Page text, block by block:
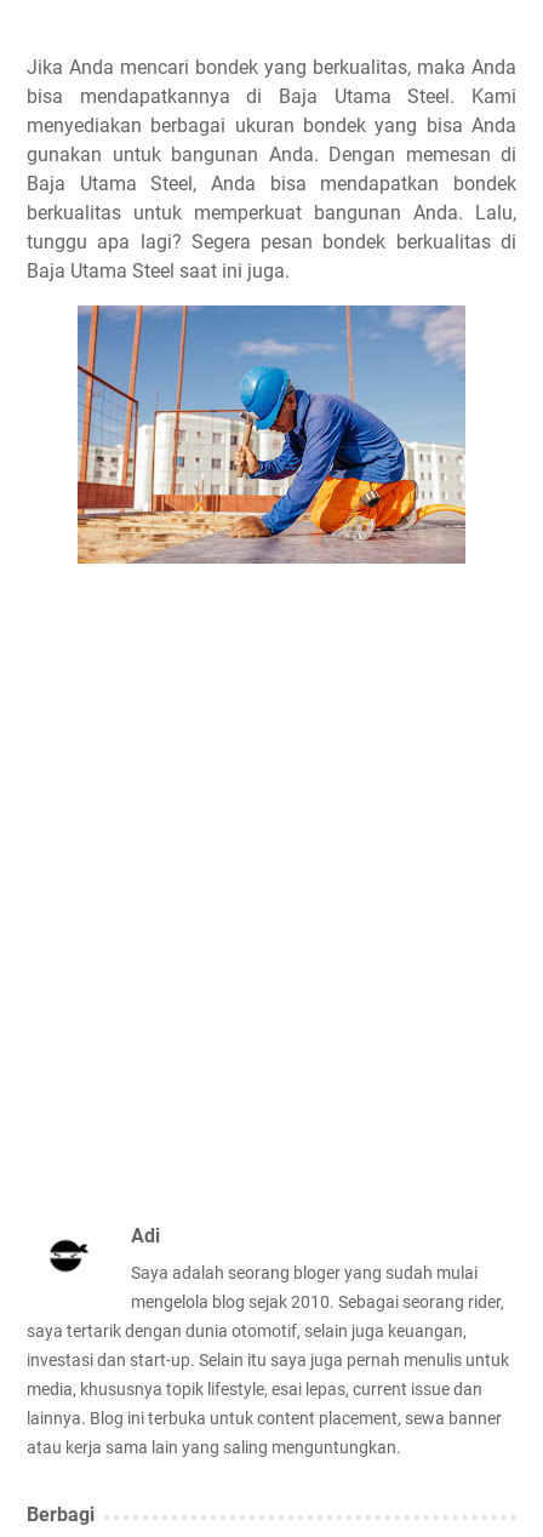
Jika Anda mencari bondek yang berkualitas, maka Anda
bisa mendapatkannya di Baja Utama Steel. Kami
menyediakan berbagai ukuran bondek yang bisa Anda
gunakan untuk bangunan Anda. Dengan memesan di
Baja Utama Steel, Anda bisa mendapatkan bondek
berkualitas untuk memperkuat bangunan Anda. Lalu,
tunggu apa lagi? Segera pesan bondek berkualitas di
Baja Utama Steel saat ini juga.
Adi
Saya adalah seorang bloger yang sudah mulai
mengelola blog sejak 2010. Sebagai seorang rider,
saya tertarik dengan dunia otomotif, selain juga keuangan,
investasi dan start-up. Selain itu saya juga pernah menulis untuk
media, khususnya topik lifestyle, esai lepas, current issue dan
lainnya. Blog ini terbuka untuk content placement, sewa banner
atau kerja sama lain yang saling menguntungkan.
Berbagi